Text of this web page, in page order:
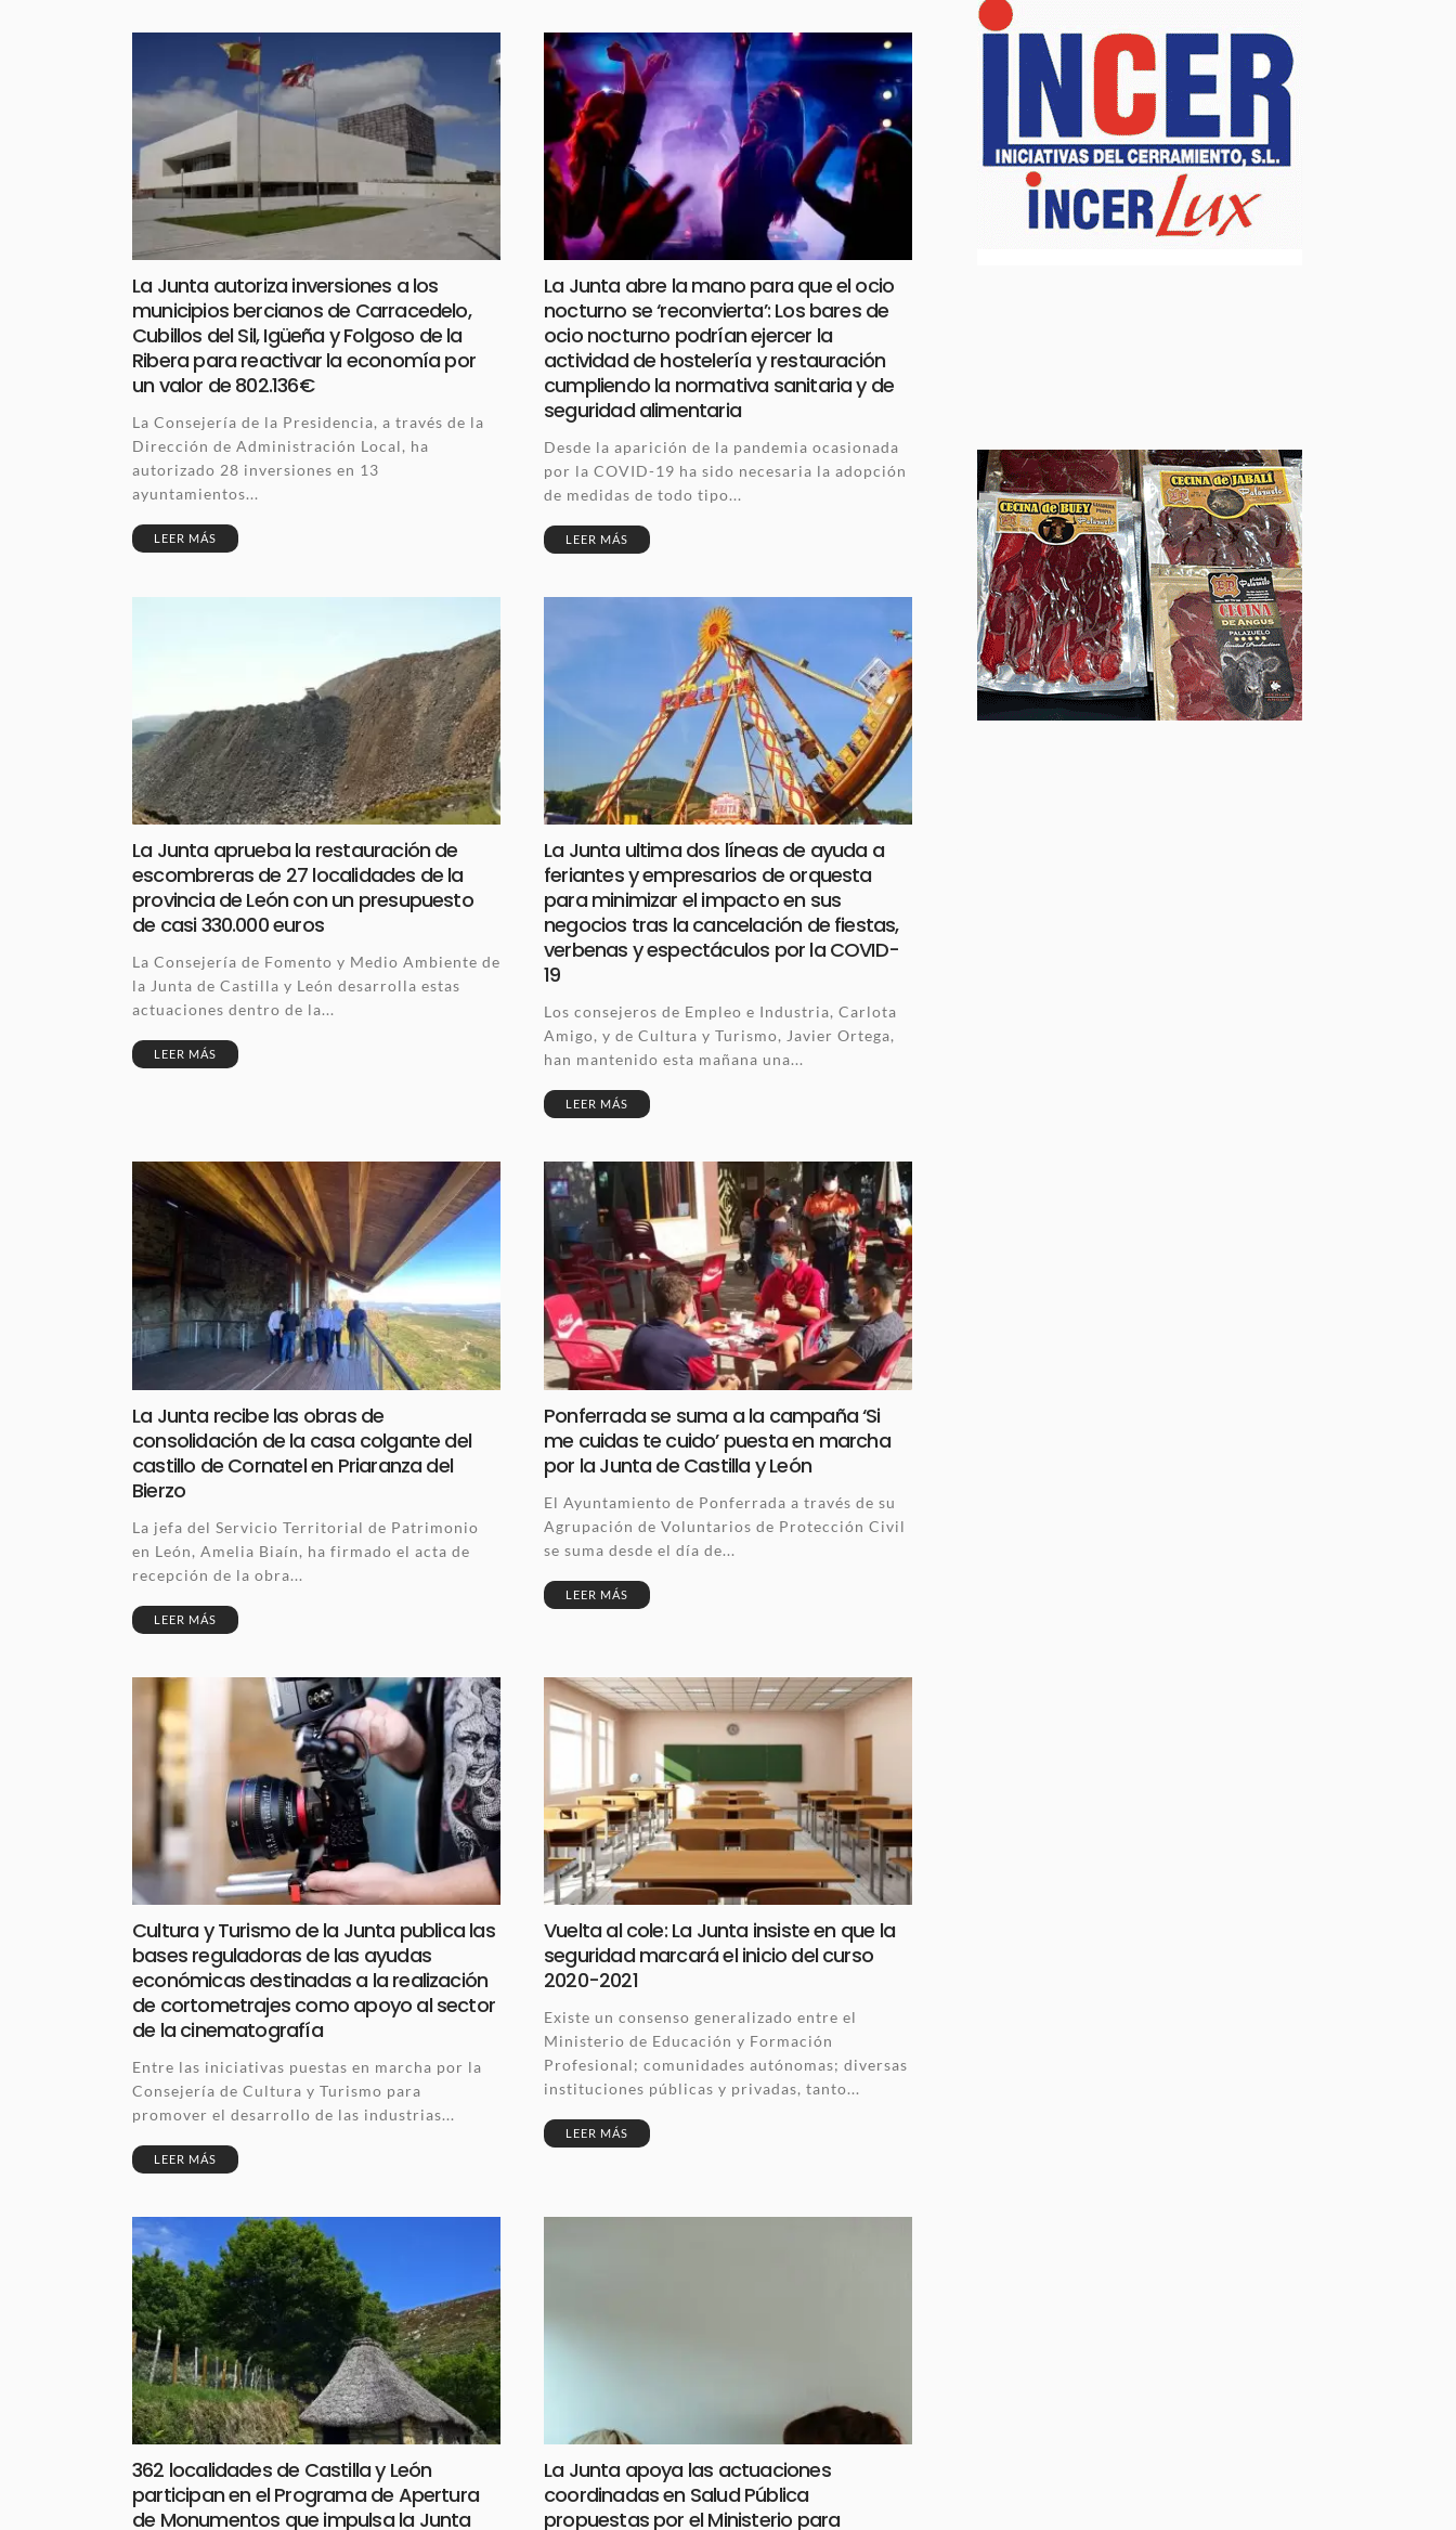
La Junta autoriza inversiones a los
municipios bercianos de Carracedelo,
Cubillos del Sil, Igüeña y Folgoso de la
Ribera para reactivar la economía por
un valor de 802.136€
La Consejería de la Presidencia, a través de la
Dirección de Administración Local, ha
autorizado 28 inversiones en 13
ayuntamientos...
LEER MÁS
La Junta abre la mano para que el ocio
nocturno se ‘reconvierta’: Los bares de
ocio nocturno podrían ejercer la
actividad de hostelería y restauración
cumpliendo la normativa sanitaria y de
seguridad alimentaria
Desde la aparición de la pandemia ocasionada
por la COVID-19 ha sido necesaria la adopción
de medidas de todo tipo...
LEER MÁS
La Junta aprueba la restauración de
escombreras de 27 localidades de la
provincia de León con un presupuesto
de casi 330.000 euros
La Consejería de Fomento y Medio Ambiente de
la Junta de Castilla y León desarrolla estas
actuaciones dentro de la...
LEER MÁS
La Junta ultima dos líneas de ayuda a
feriantes y empresarios de orquesta
para minimizar el impacto en sus
negocios tras la cancelación de fiestas,
verbenas y espectáculos por la COVID-
19
Los consejeros de Empleo e Industria, Carlota
Amigo, y de Cultura y Turismo, Javier Ortega,
han mantenido esta mañana una...
LEER MÁS
La Junta recibe las obras de
consolidación de la casa colgante del
castillo de Cornatel en Priaranza del
Bierzo
La jefa del Servicio Territorial de Patrimonio
en León, Amelia Biaín, ha firmado el acta de
recepción de la obra...
LEER MÁS
Ponferrada se suma a la campaña ‘Si
me cuidas te cuido’ puesta en marcha
por la Junta de Castilla y León
El Ayuntamiento de Ponferrada a través de su
Agrupación de Voluntarios de Protección Civil
se suma desde el día de...
LEER MÁS
Cultura y Turismo de la Junta publica las
bases reguladoras de las ayudas
económicas destinadas a la realización
de cortometrajes como apoyo al sector
de la cinematografía
Entre las iniciativas puestas en marcha por la
Consejería de Cultura y Turismo para
promover el desarrollo de las industrias...
LEER MÁS
Vuelta al cole: La Junta insiste en que la
seguridad marcará el inicio del curso
2020-2021
Existe un consenso generalizado entre el
Ministerio de Educación y Formación
Profesional; comunidades autónomas; diversas
instituciones públicas y privadas, tanto...
LEER MÁS
362 localidades de Castilla y León
participan en el Programa de Apertura
de Monumentos que impulsa la Junta
La Junta apoya las actuaciones
coordinadas en Salud Pública
propuestas por el Ministerio para